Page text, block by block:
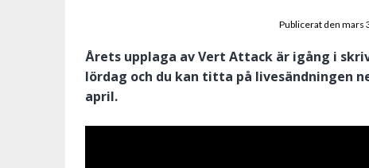
Publicerat denmars
Årets upplaga av Vert Attack är igång i
lördag och du kan titta på livesändningen
april.